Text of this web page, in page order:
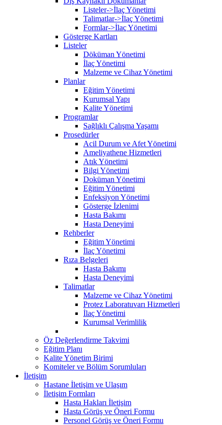
Listeler->İlaç Yönetimi
Talimatlar->İlaç Yönetimi
Formlar->İlaç Yönetimi
Gösterge Kartları
Listeler
Döküman Yönetimi
İlaç Yönetimi
Malzeme ve Cihaz Yönetimi
Planlar
Eğitim Yönetimi
Kurumsal Yapı
Kalite Yönetimi
Programlar
Sağlıklı Çalışma Yaşamı
Prosedürler
Acil Durum ve Afet Yönetimi
Ameliyathene Hizmetleri
Atık Yönetimi
Bilgi Yönetimi
Doküman Yönetimi
Eğitim Yönetimi
Enfeksiyon Yönetimi
Gösterge İzlenimi
Hasta Bakımı
Hasta Deneyimi
Rehberler
Eğitim Yönetimi
İlaç Yönetimi
Rıza Belgeleri
Hasta Bakımı
Hasta Deneyimi
Talimatlar
Malzeme ve Cihaz Yönetimi
Protez Laboratuvarı Hizmetleri
İlaç Yönetimi
Kurumsal Verimlilik
Öz Değerlendirme Takvimi
Eğitim Planı
Kalite Yönetim Birimi
Komiteler ve Bölüm Sorumluları
İletişim
Hastane İletişim ve Ulaşım
İletişim Formları
Hasta Hakları İletişim
Hasta Görüş ve Öneri Formu
Personel Görüş ve Öneri Formu